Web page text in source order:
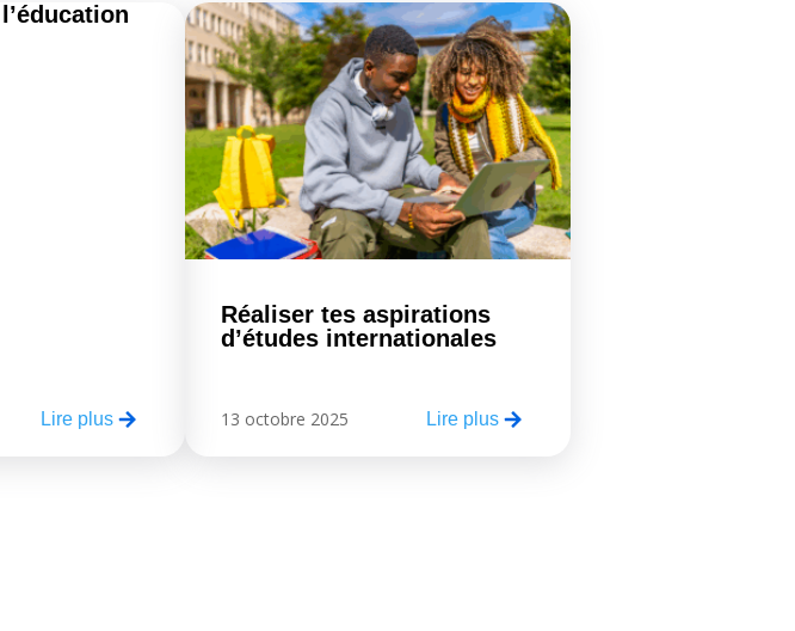
Lire plus
Réaliser tes aspirations
d’études internationales
13 octobre 2025 Lire plus